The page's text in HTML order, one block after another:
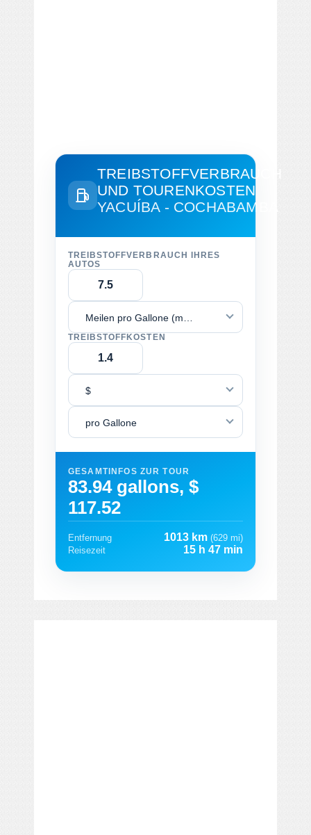
TREIBSTOFFVERBRAUCH
UND TOURENKOSTEN
YACUÍBA - COCHABAMBA
TREIBSTOFFVERBRAUCH IHRES
AUTOS
TREIBSTOFFKOSTEN
$
pro Gallone
GESAMTINFOS ZUR TOUR
83.94 gallons, $
117.52
Entfernung 1013 km (629 mi)
Reisezeit
15 h 47 min